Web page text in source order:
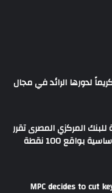
لدورها الرائد في مجال
للبنك المركزي المصرى تقرر
خفض أسعار العائد الأساسية بواقع 100 نقطة
MPC decides to cut